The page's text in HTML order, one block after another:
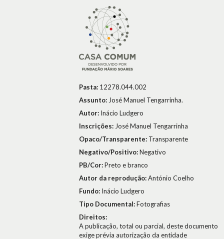
Pasta: 12278.044.002
Assunto: José Manuel Tengarrinha.
Autor: Inácio Ludgero
Inscrições: José Manuel Tengarrinha
Opaco/Transparente: Transparente
Negativo/Positivo:Negativo
PB/Cor:Preto e branco
Autor da reprodução:António Coelho
Fundo: Inácio Ludgero
Tipo Documental:Fotografias
Direitos:
A publicação, total ou parcial, deste documento
exige prévia autorização da entidade